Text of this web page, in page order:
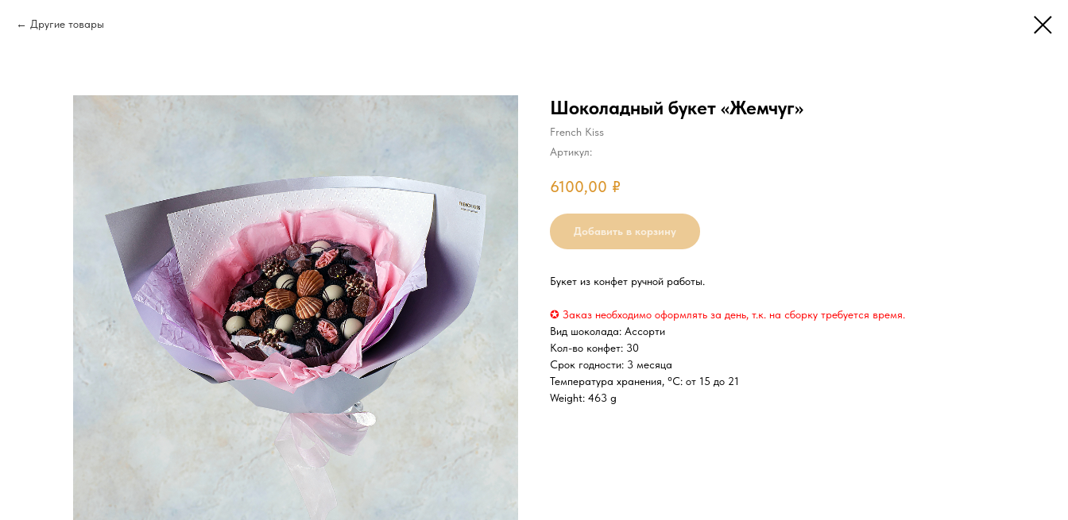
Другие товары
Шоколадный букет «Жемчуг»
French Kiss
Артикул:
6100,00 ₽
Добавить в корзину
Букет из конфет ручной работы.
✪ Заказ необходимо оформлять за день, т.к. на сборку требуется время.
Вид шоколада: Ассорти
Кол-во конфет: 30
Срок годности: 3 месяца
Температура хранения, °C: от 15 до 21
Weight: 463 g